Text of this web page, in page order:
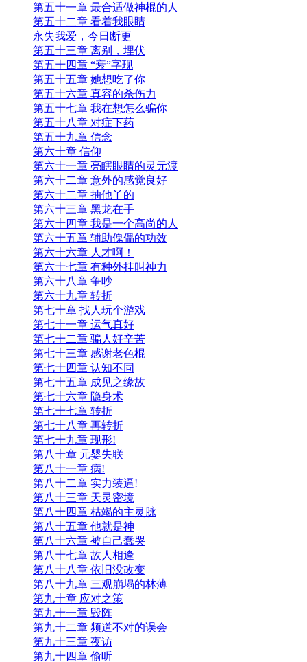
第五十一章 最合适做神棍的人
第五十二章 看着我眼睛
永失我爱，今日断更
第五十三章 离别，埋伏
第五十四章 “衰”字现
第五十五章 她想吃了你
第五十六章 真容的杀伤力
第五十七章 我在想怎么骗你
第五十八章 对症下药
第五十九章 信念
第六十章 信仰
第六十一章 亮瞎眼睛的灵元渡
第六十二章 意外的感觉良好
第六十二章 抽他丫的
第六十三章 黑龙在手
第六十四章 我是一个高尚的人
第六十五章 辅助傀儡的功效
第六十六章 人才啊！
第六十七章 有种外挂叫神力
第六十八章 争吵
第六十九章 转折
第七十章 找人玩个游戏
第七十一章 运气真好
第七十二章 骗人好辛苦
第七十三章 感谢老色棍
第七十四章 认知不同
第七十五章 成见之缘故
第七十六章 隐身术
第七十七章 转折
第七十八章 再转折
第七十九章 现形!
第八十章 元婴失联
第八十一章 病!
第八十二章 实力装逼!
第八十三章 天灵密境
第八十四章 枯竭的主灵脉
第八十五章 他就是神
第八十六章 被自己蠢哭
第八十七章 故人相逢
第八十八章 依旧没改变
第八十九章 三观崩塌的林薄
第九十章 应对之策
第九十一章 毁阵
第九十二章 频道不对的误会
第九十三章 夜访
第九十四章 偷听